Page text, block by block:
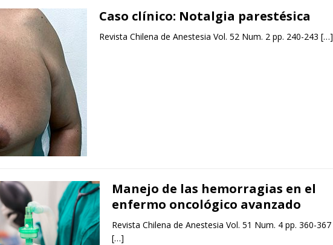
Caso clínico: Notalgia parestésica
Revista Chilena de Anestesia Vol. 52 Num. 2 pp. 240-243 […]
Manejo de las hemorragias en el
enfermo oncológico avanzado
Revista Chilena de Anestesia Vol. 51 Num. 4 pp. 360-367
[…]